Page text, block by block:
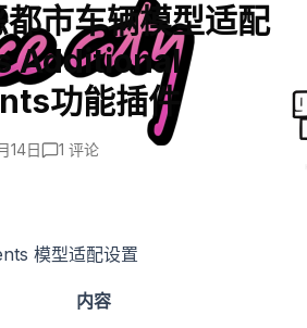
市车辆模型适配
Additional
功能插件
14日 1 评论
模型适配设置
内容